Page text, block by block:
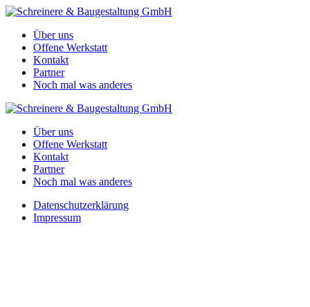
Über uns
Offene Werkstatt
Kontakt
Partner
Noch mal was anderes
Über uns
Offene Werkstatt
Kontakt
Partner
Noch mal was anderes
Datenschutzerklärung
Impressum